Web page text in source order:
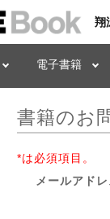
翔
電子書籍
書籍のお
*は必須項目。
メールアドレ